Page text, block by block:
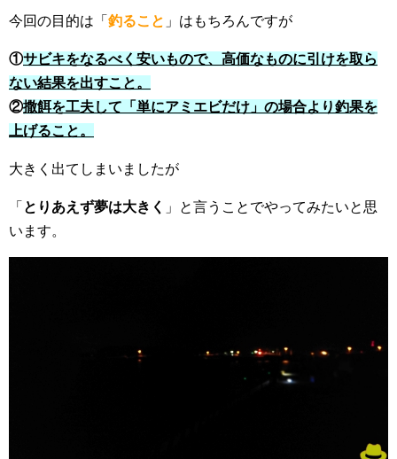
今回の目的は「 釣ること 」はもちろんですが
①サビキをなるべく安いもので、高価なものに引けを取ら
ない結果を出すこと。
②撒餌を工夫して「単にアミエビだけ」の場合より釣果を
上げること。
大きく出てしまいましたが
「 とりあえず夢は大きく 」と言うことでやってみたいと思
います。